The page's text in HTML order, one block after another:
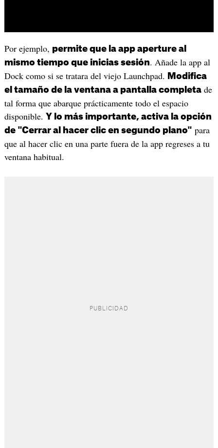
Por ejemplo, permite que la app aperture al
mismo tiempo que inicias sesión. Añade la app al
Dock como si se tratara del viejo Launchpad.
Modifica
el tamaño de la ventana a pantalla completade
tal forma que abarque prácticamente todo el espacio
disponible. Y lo más importante, activa la opción
de "Cerrar al hacer clic en segundo plano" para
que al hacer clic en una parte fuera de la app regreses a tu
ventana habitual.